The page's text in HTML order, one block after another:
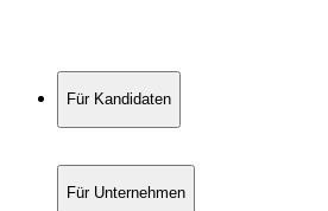
Für Kandidaten
Für Unternehmen